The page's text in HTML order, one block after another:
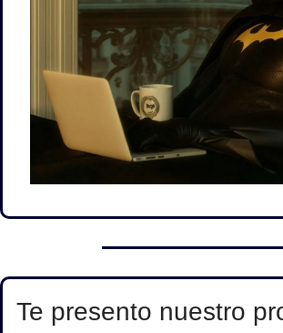
Te presento nuestro